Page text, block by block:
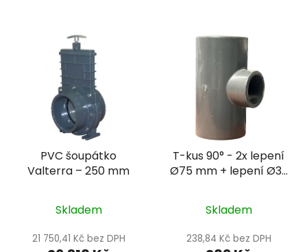
PVC šoupátko
Valterra – 250 mm
Skladem
21 750,41 Kč bez DPH
T-kus 90° - 2x lepení
Ø75 mm + lepení Ø32
Skladem
238,84 Kč bez DPH